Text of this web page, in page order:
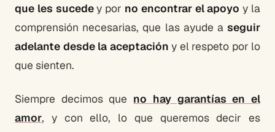
que les sucedey por no encontrar el apoyo y la
comprensión necesarias, que las ayude a seguir
adelante desde la aceptación y el respeto por lo
que sienten.
Siempre decimos que no hay garantías en el
amor, y con ello, lo que queremos decir es